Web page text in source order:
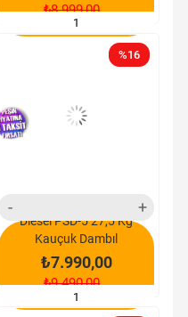
₺8.999,00
SEPETE EKLE
Diesel PSD-5 27,5 Kg
Kauçuk Dambıl
₺7.990,00
₺9.490,00
SEPETE EKLE
%16
yeni
ürün